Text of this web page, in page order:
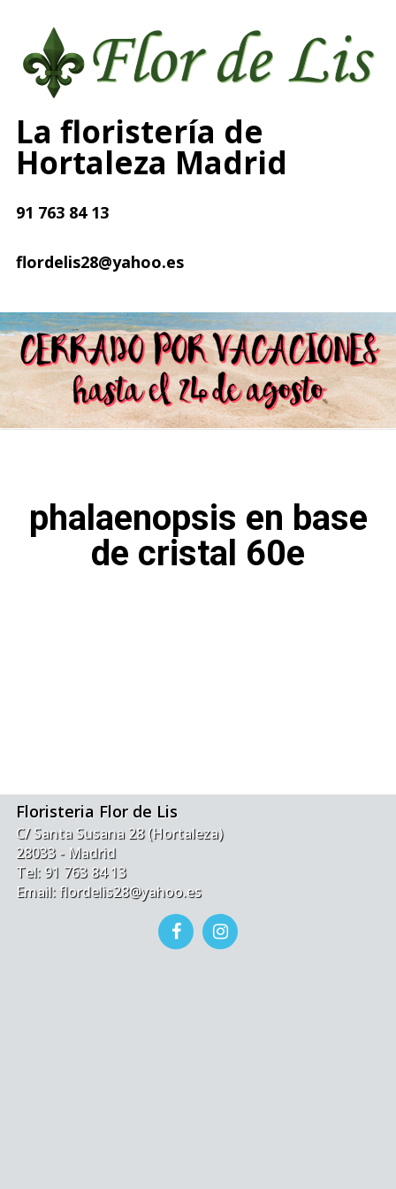
La floristería de
Hortaleza Madrid
91 763 84 13
flordelis28@yahoo.es
phalaenopsis en base
de cristal 60e
Floristeria Flor de Lis
C/ Santa Susana 28 (Hortaleza)
28033 - Madrid
Tel: 91 763 84 13
Email: flordelis28@yahoo.es